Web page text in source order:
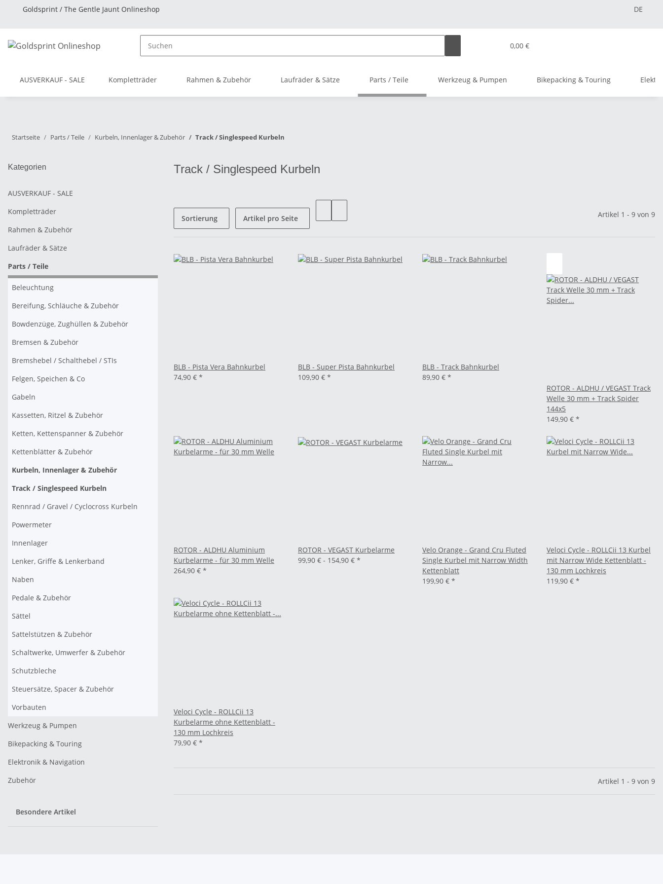
DE
Goldsprint / The Gentle Jaunt Onlineshop
0,00 €
AUSVERKAUF - SALE Kompletträder Rahmen & Zubehör Laufräder & Sätze Parts / Teile Werkzeug & Pumpen Bikepacking & Touring
Startseite Parts / Teile Kurbeln, Innenlager & Zubehör Track / Singlespeed Kurbeln
Track / Singlespeed Kurbeln
Sortierung Artikel pro Seite Artikel 1 - 9 von 9
BLB - Pista Vera Bahnkurbel
74,90 € *
BLB - Super Pista Bahnkurbel
109,90 € *
BLB - Track Bahnkurbel
89,90 € *
ROTOR - ALDHU / VEGAST Track
Welle 30 mm + Track Spider
144x5
149,90 € *
ROTOR - ALDHU Aluminium
Kurbelarme - für 30 mm Welle
264,90 € *
ROTOR - VEGAST Kurbelarme
99,90 € - 154,90 € *
Velo Orange - Grand Cru Fluted
Single Kurbel mit Narrow Width
Kettenblatt
199,90 € *
Veloci Cycle - ROLLCii 13 Kurbel
mit Narrow Wide Kettenblatt -
130 mm Lochkreis
119,90 € *
Veloci Cycle - ROLLCii 13
Kurbelarme ohne Kettenblatt -
130 mm Lochkreis
79,90 € *
Artikel 1 - 9 von 9
Kategorien
AUSVERKAUF - SALE
Kompletträder
Rahmen & Zubehör
Laufräder & Sätze
Parts / Teile
Beleuchtung
Bereifung, Schläuche & Zubehör
Bowdenzüge, Zughüllen & Zubehör
Bremsen & Zubehör
Bremshebel / Schalthebel / STIs
Felgen, Speichen & Co
Gabeln
Kassetten, Ritzel & Zubehör
Ketten, Kettenspanner & Zubehör
Kettenblätter & Zubehör
Kurbeln, Innenlager & Zubehör
Track / Singlespeed Kurbeln
Rennrad / Gravel / Cyclocross Kurbeln
Powermeter
Innenlager
Lenker, Griffe & Lenkerband
Naben
Pedale & Zubehör
Sättel
Sattelstützen & Zubehör
Schaltwerke, Umwerfer & Zubehör
Schutzbleche
Steuersätze, Spacer & Zubehör
Vorbauten
Werkzeug & Pumpen
Bikepacking & Touring
Elektronik & Navigation
Zubehör
Besondere Artikel